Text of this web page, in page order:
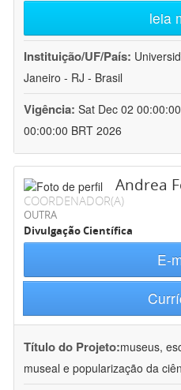
leia
Instituição/UF/País:
Janeiro - RJ - Brasil
Vigência: Sat Dec 02
00:00:00 BRT 2026
Andrea
COORDENADOR(A)
OUTRA
Divulgação Científica
E-
Título do Projeto:museus,
museal e popularização da